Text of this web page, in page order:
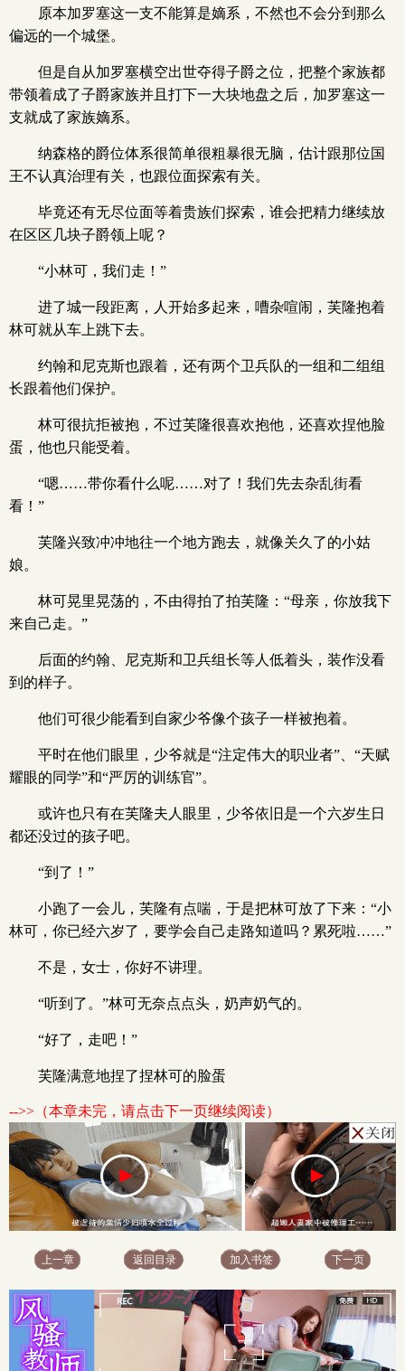
原本加罗塞这一支不能算是嫡系，不然也不会分到那么
偏远的一个城堡。
但是自从加罗塞横空出世夺得子爵之位，把整个家族都
带领着成了子爵家族并且打下一大块地盘之后，加罗塞这一
支就成了家族嫡系。
纳森格的爵位体系很简单很粗暴很无脑，估计跟那位国
王不认真治理有关，也跟位面探索有关。
毕竟还有无尽位面等着贵族们探索，谁会把精力继续放
在区区几块子爵领上呢？
“小林可，我们走！”
进了城一段距离，人开始多起来，嘈杂喧闹，芙隆抱着
林可就从车上跳下去。
约翰和尼克斯也跟着，还有两个卫兵队的一组和二组组
长跟着他们保护。
林可很抗拒被抱，不过芙隆很喜欢抱他，还喜欢捏他脸
蛋，他也只能受着。
“嗯……带你看什么呢……对了！我们先去杂乱街看
看！”
芙隆兴致冲冲地往一个地方跑去，就像关久了的小姑
娘。
林可晃里晃荡的，不由得拍了拍芙隆：“母亲，你放我下
来自己走。”
后面的约翰、尼克斯和卫兵组长等人低着头，装作没看
到的样子。
他们可很少能看到自家少爷像个孩子一样被抱着。
平时在他们眼里，少爷就是“注定伟大的职业者”、“天赋
耀眼的同学”和“严厉的训练官”。
或许也只有在芙隆夫人眼里，少爷依旧是一个六岁生日
都还没过的孩子吧。
“到了！”
小跑了一会儿，芙隆有点喘，于是把林可放了下来：“小
林可，你已经六岁了，要学会自己走路知道吗？累死啦……”
不是，女士，你好不讲理。
“听到了。”林可无奈点点头，奶声奶气的。
“好了，走吧！”
芙隆满意地捏了捏林可的脸蛋
-->>（本章未完，请点击下一页继续阅读）
上一章 返回目录 加入书签 下一页